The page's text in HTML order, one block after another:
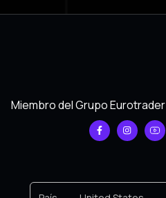
Miembro del Grupo Eurotrader